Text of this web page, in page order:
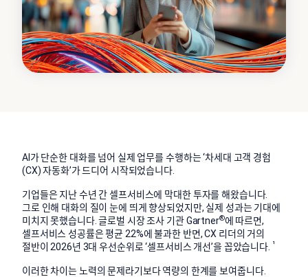
AI가 단순한 대화를 넘어 실제 업무를 수행하는 ‘차세대 고객 경험
(CX) 자동화’가 드디어 시작되었습니다.
기업들은 지난 수년 간 셀프서비스에 막대한 투자를 해왔습니다.
그로 인해 대화의 질이 눈에 띄게 향상되었지만, 실제 성과는 기대에
미치지 못했습니다. 글로벌 시장 조사 기관 Gartner®에 따르면,
셀프서비스 성공률은 평균 22%에 불과한 반면, CX 리더의 거의
절반이 2026년 3대 우선순위로 ‘셀프서비스 개선’을 꼽았습니다. ¹
이러한 차이는 노력의 문제라기보다 역량의 한계를 보여줍니다.